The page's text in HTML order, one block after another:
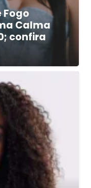
Fogo
Calma
confira